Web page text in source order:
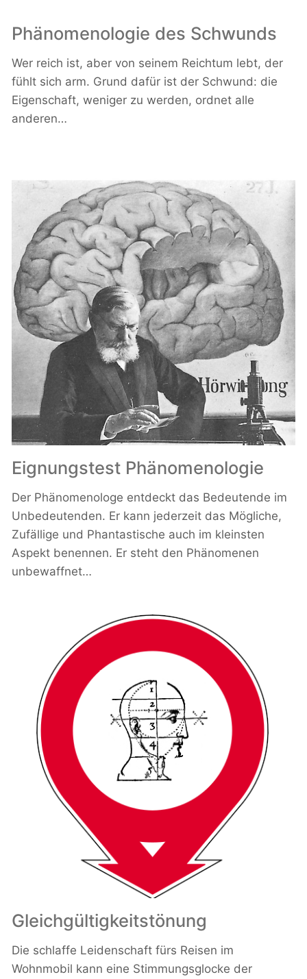
Phänomenologie des Schwunds
Wer reich ist, aber von seinem Reichtum lebt, der
fühlt sich arm. Grund dafür ist der Schwund: die
Eigenschaft, weniger zu werden, ordnet alle
anderen…
Eignungstest Phänomenologie
Der Phänomenologe entdeckt das Bedeutende im
Unbedeutenden. Er kann jederzeit das Mögliche,
Zufällige und Phantastische auch im kleinsten
Aspekt benennen. Er steht den Phänomenen
unbewaffnet…
Gleichgültigkeitstönung
Die schlaffe Leidenschaft fürs Reisen im
Wohnmobil kann eine Stimmungsglocke der